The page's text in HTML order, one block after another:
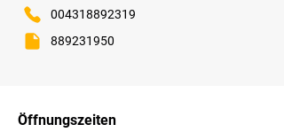
004318892319
889231950
Öffnungszeiten